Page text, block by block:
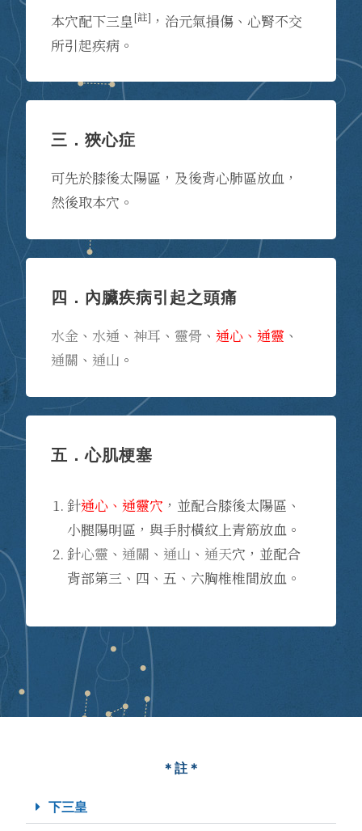
本穴配下三皇[註] ，治元氣損傷、心腎不交
所引起疾病。
三．狹心症
可先於膝後太陽區，及後背心肺區放血，
然後取本穴。
四．內臟疾病引起之頭痛
水金 、 水通 、 神耳 、靈骨 、通心、通靈 、
通關 、通山 。
五．心肌梗塞
針通心、通靈穴 ，並配合膝後太陽區、
小腿陽明區，與手肘橫紋上青筋放血。
針心靈 、通關 、通山 、通天穴，並配合
背部第三、四、五、六胸椎椎間放血。
＊註＊
下三皇